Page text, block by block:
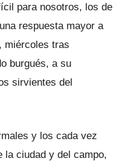
para nosotros, los de
respuesta mayor a
miércoles tras
burgués, a su
sirvientes del
y los cada vez
la ciudad y del campo,